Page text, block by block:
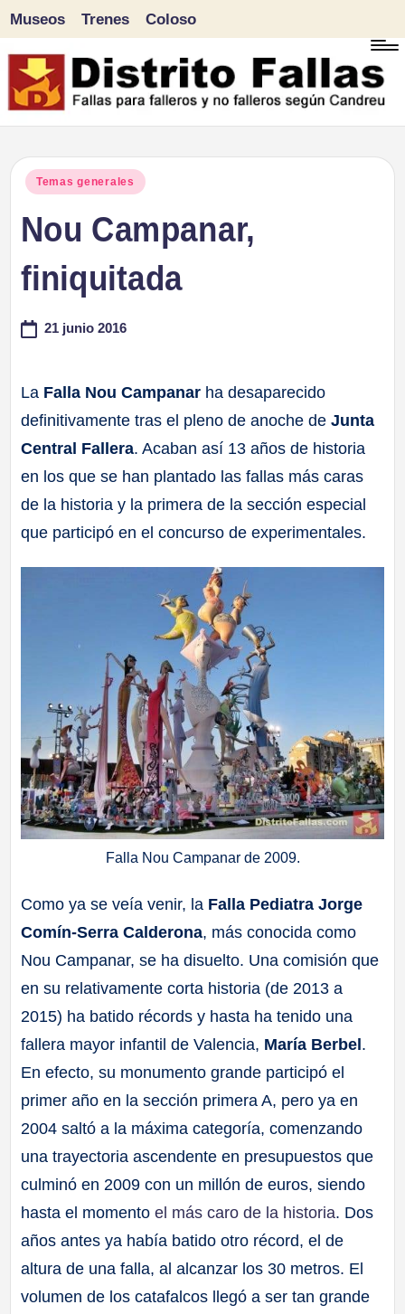
Saltar
al
Museos Trenes Coloso
Publicado
Temas generales
Nou Campanar,
finiquitada
21 junio 2016
La Falla Nou Campanar ha desaparecido
definitivamente tras el pleno de anoche deJunta
Central Fallera. Acaban así 13 años de historia
en los que se han plantado las fallas más caras
de la historia y la primera de la sección especial
que participó en el concurso de experimentales.
Falla Nou Campanar de 2009.
Como ya se veía venir, la Falla Pediatra Jorge
Comín-Serra Calderona, más conocida como
Nou Campanar, se ha disuelto. Una comisión que
en su relativamente corta historia (de 2013 a
2015) ha batido récords y hasta ha tenido una
fallera mayor infantil de Valencia, María Berbel.
En efecto, su monumento grande participó el
primer año en la sección primera A, pero ya en
2004 saltó a la máxima categoría, comenzando
una trayectoria ascendente en presupuestos que
culminó en 2009 con un millón de euros, siendo
hasta el momentoel más caro de la historia. Dos
años antes ya había batido otro récord, el de
altura de una falla, al alcanzar los 30 metros. El
volumen de los catafalcos llegó a ser tan grande